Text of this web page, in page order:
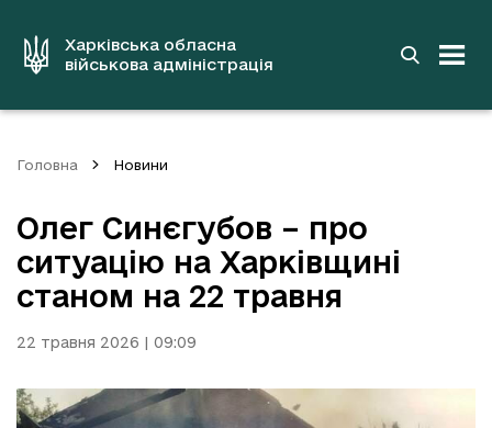
вмістуХарківська обласна
військова адміністрація
Головна Новини
Олег Синєгубов – про
ситуацію на Харківщині
станом на 22 травня
22 травня 2026 | 09:09